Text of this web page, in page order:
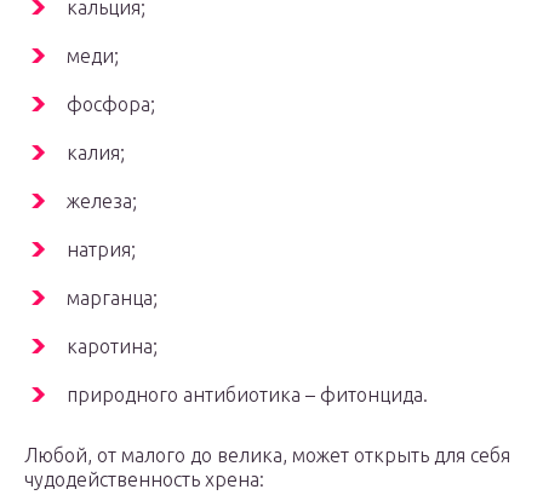
кальция;
меди;
фосфора;
калия;
железа;
натрия;
марганца;
каротина;
природного антибиотика – фитонцида.
Любой, от малого до велика, может открыть для себя
чудодейственность хрена: